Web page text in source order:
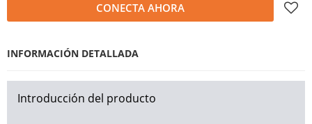
CONECTA AHORA
INFORMACIÓN DETALLADA
Introducción del producto